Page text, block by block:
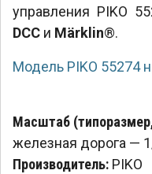
управления PIKO
DCC и Märklin®.
Модель PIKO 55274
Масштаб
железная дорога —
Производитель: PIKO